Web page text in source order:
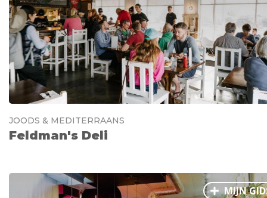
JOODS & MEDITERRAANS
Feldman's Deli
MIJN